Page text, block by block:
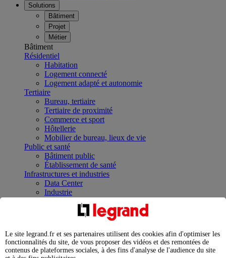
Solutions
Bâtiment
Projet
Métier
Bâtiment
Résidentiel
Habitation
Logement connecté
Logement adapté et autonomie
Tertiaire
Bureau, tertiaire
Tertiaire de proximité
Commerce et sport
Hôtellerie
Mobilier de bureau, lieux de vie
Public et santé
Bâtiment public
Établissement de santé
Infrastructures et industries
Data Center
Industrie
Infrastructures
Contrôler et planifier le fonctionnement des appareils
Répartir et optimiser son tableau électrique
Legrand Data Center Solutions : concentrer les
expertises au service de vos performances
Le site legrand.fr et ses partenaires utilisent des cookies afin d'optimiser les
fonctionnalités du site, de vous proposer des vidéos et des remontées de
contenus de plateformes sociales, à des fins d'analyse de l'audience du site